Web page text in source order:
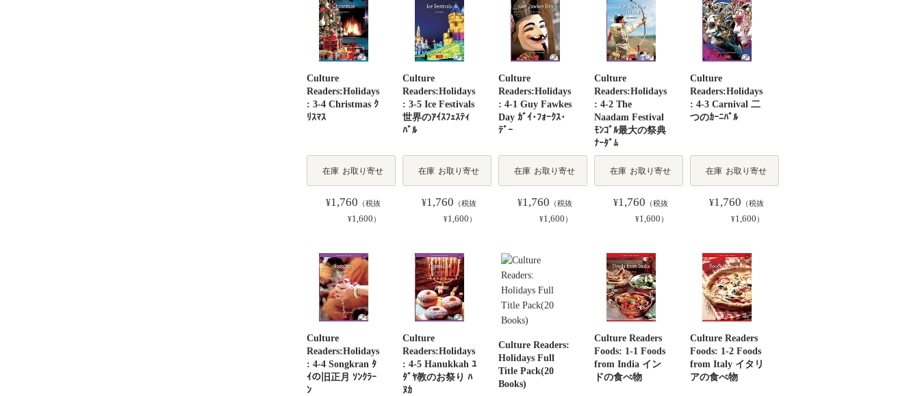
Culture
Readers:Holidays
: 3-4 Christmas ｸ
ﾘｽﾏｽ
在庫 お取り寄せ
¥1,760 （税抜
¥1,600 ）
Culture
Readers:Holidays
: 3-5 Ice Festivals
世界のｱｲｽﾌｪｽﾃｨ
ﾊﾞﾙ
在庫 お取り寄せ
¥1,760 （税抜
¥1,600 ）
Culture
Readers:Holidays
: 4-1 Guy Fawkes
Day ｶﾞｲ･ﾌｫｰｸｽ･
ﾃﾞｰ
在庫 お取り寄せ
¥1,760 （税抜
¥1,600 ）
Culture
Readers:Holidays
: 4-2 The
Naadam Festival
ﾓﾝｺﾞﾙ最大の祭典
ﾅｰﾀﾞﾑ
在庫 お取り寄せ
¥1,760 （税抜
¥1,600 ）
Culture
Readers:Holidays
: 4-3 Carnival 二
つのｶｰﾆﾊﾞﾙ
在庫 お取り寄せ
¥1,760 （税抜
¥1,600 ）
Culture
Readers:Holidays
: 4-4 Songkran ﾀ
ｲの旧正月 ｿﾝｸﾗｰ
ﾝ
Culture
Readers:Holidays
: 4-5 Hanukkah ﾕ
ﾀﾞﾔ教のお祭り ﾊ
ﾇｶ
Culture Readers:
Holidays Full
Title Pack(20
Books)
Culture Readers
Foods: 1-1 Foods
from India イン
ドの食べ物
Culture Readers
Foods: 1-2 Foods
from Italy イタリ
アの食べ物